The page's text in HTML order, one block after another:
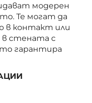
модерен
Те могат да
в контакт или
стената с
гарантира